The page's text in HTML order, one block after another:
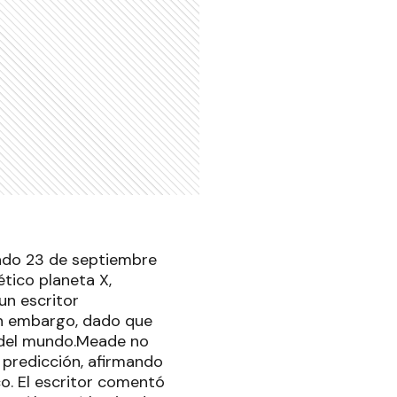
23 de septiembre
planeta X,
escritor
embargo, dado que
mundo.Meade no
afirmando
El escritor comentó